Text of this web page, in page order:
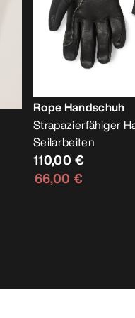
Rope Handschuh
Strapazierfähiger
Seilarbeiten
110,00 €
66,00 €